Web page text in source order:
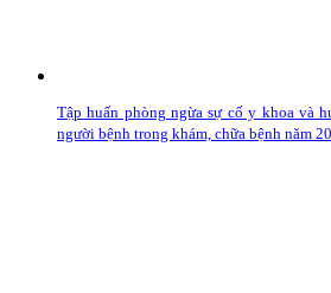
Tập huấn phòng ngừa sự cố y khoa và
người bệnh trong khám, chữa bệnh năm